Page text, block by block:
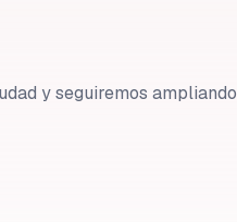
y seguiremos ampliando